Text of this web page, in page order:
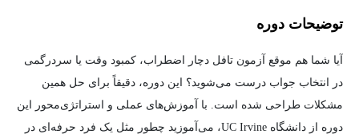
توضیحات دوره
آیا شما هم موقع آزمون تافل دچار اضطراب، کمبود وقت یا سردرگمی
در انتخاب جواب درست می‌شوید؟ این دوره، دقیقاً برای حل همین
مشکلات طراحی شده است. با آموزش‌های عملی و استراتژی‌محور این
دوره از دانشگاه UC Irvine، می‌آموزید چطور مثل یک فرد حرفه‌ای در